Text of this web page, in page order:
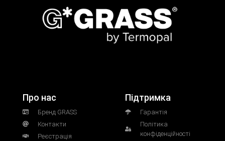
Про нас
Бренд GRASS
Контакти
Реєстрація
Підтримка
Гарантія
Політика
конфіденційності